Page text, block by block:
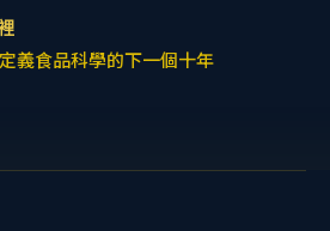
義食品科學的下一個十年